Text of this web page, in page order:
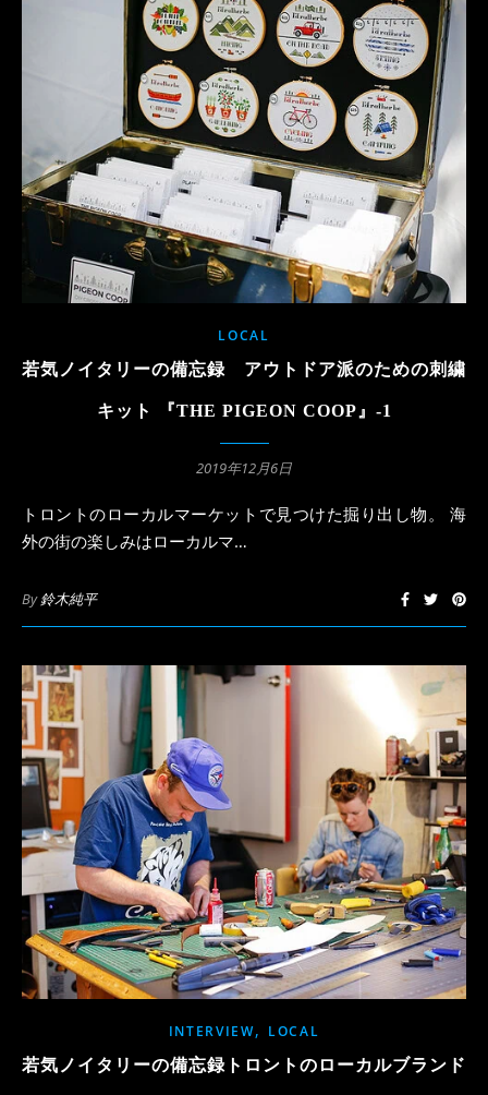
LOCAL
若気ノイタリーの備忘録 アウトドア派のための刺繍
キット 『THE PIGEON COOP』-1
2019年12月6日
トロントのローカルマーケットで見つけた掘り出し物。 海
外の街の楽しみはローカルマ…
By鈴木純平
INTERVIEW, LOCAL
若気ノイタリーの備忘録トロントのローカルブランド